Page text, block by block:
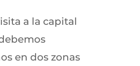
a la capital
en dos zonas